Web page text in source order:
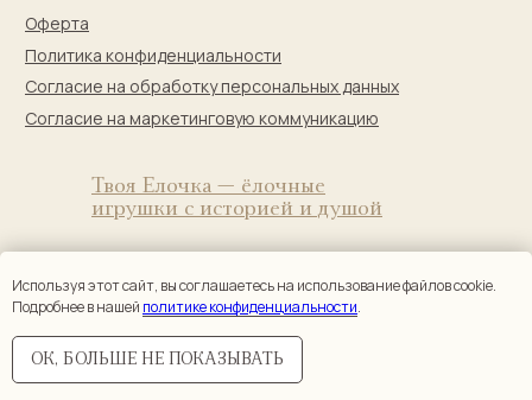
Используя этот сайт, вы соглашаетесь на использование файлов cookie.
Подробнее в нашей политике конфиденциальности.
ОК, БОЛЬШЕ НЕ ПОКАЗЫВАТЬ